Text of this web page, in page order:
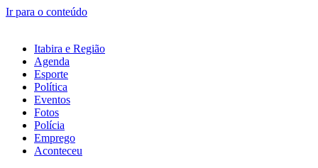
Ir para o conteúdo
Itabira e Região
Agenda
Esporte
Política
Eventos
Fotos
Polícia
Emprego
Aconteceu